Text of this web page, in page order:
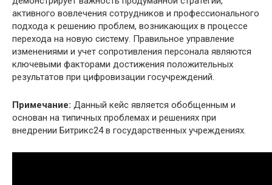
активного вовлечения сотрудников и профессионального
подхода к решению проблем, возникающих в процессе
перехода на новую систему. Правильное управление
изменениями и учет сопротивления персонала являются
ключевыми факторами достижения положительных
результатов при цифровизации госучреждений.
Примечание: Данный кейс является обобщенным и
основан на типичных проблемах и решениях при
внедрении Битрикс24 в государственных учреждениях.